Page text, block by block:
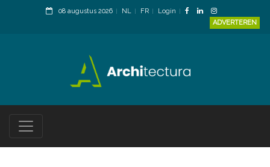
08 augustus 2026 NL FR
Login
ADVERTEREN